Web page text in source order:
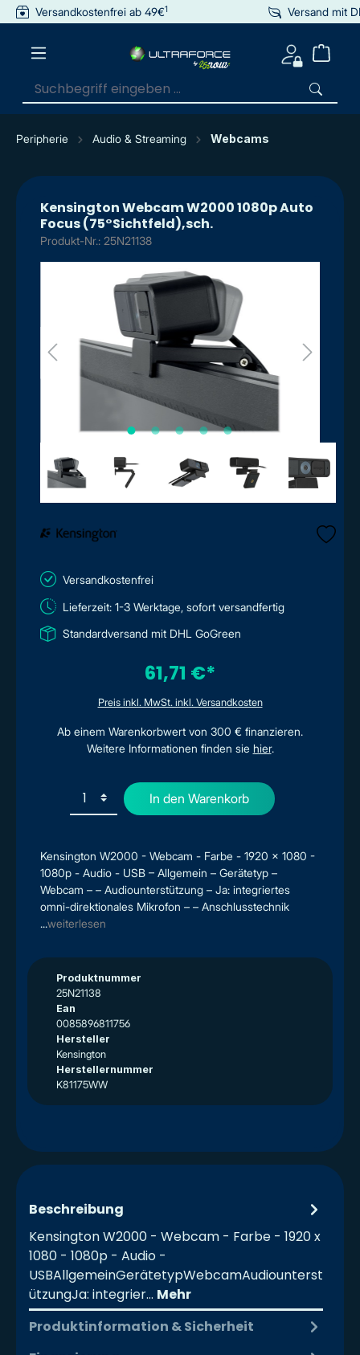
springen
Versandkostenfrei ab 49€1 Versand mit
Peripherie Audio & Streaming Webcams
Kensington Webcam W2000 1080p Auto
Focus (75°Sichtfeld),sch.
Produkt-Nr.: 25N21138
Kensington W2000 - Webcam - Farbe - 1920 x 1080 -
1080p - Audio - USB – Allgemein – Gerätetyp –
Webcam – – Audiounterstützung – Ja: integriertes
omni-direktionales Mikrofon – – Anschlusstechnik
...weiterlesen
Produktnummer
25N21138
Ean
0085896811756
Hersteller
Kensington
Herstellernummer
K81175WW
Versandkostenfrei
Lieferzeit: 1-3 Werktage, sofort versandfertig
Standardversand mit DHL GoGreen
61,71 €*
Preis inkl. MwSt. inkl. Versandkosten
Ab einem Warenkorbwert von 300 € finanzieren.
Weitere Informationen finden sie hier.
In den Warenkorb
Beschreibung
Kensington W2000 - Webcam - Farbe - 1920 x
1080 - 1080p - Audio -
USBAllgemeinGerätetypWebcamAudiounterst
ützungJa: integrier… Mehr
Produktinformation & Sicherheit